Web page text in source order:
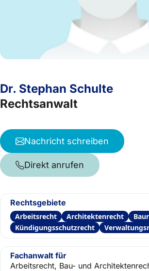
Dr. Stephan Schulte
Rechtsanwalt
Nachricht schreiben
Direkt anrufen
Rechtsgebiete
Arbeitsrecht Architektenrecht
Kündigungsschutzrecht
Fachanwalt für
Arbeitsrecht, Bau- und